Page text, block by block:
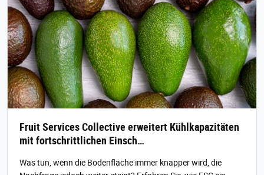
Fruit Services Collective erweitert Kühlkapazitäten
mit fortschrittlichen Einsch…
Was tun, wenn die Bodenfläche immer knapper wird, die